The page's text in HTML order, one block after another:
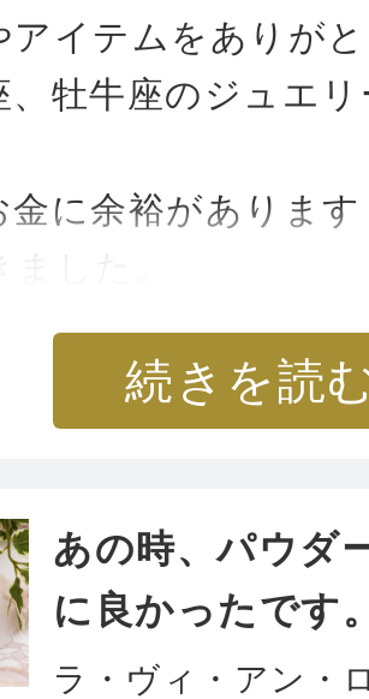
アイテムをありが
、牡牛座のジュエ
金に余裕がありま
りがとうございま
続きを読
あの時、パウダ
に良かったです
ラ・ヴィ・アン・